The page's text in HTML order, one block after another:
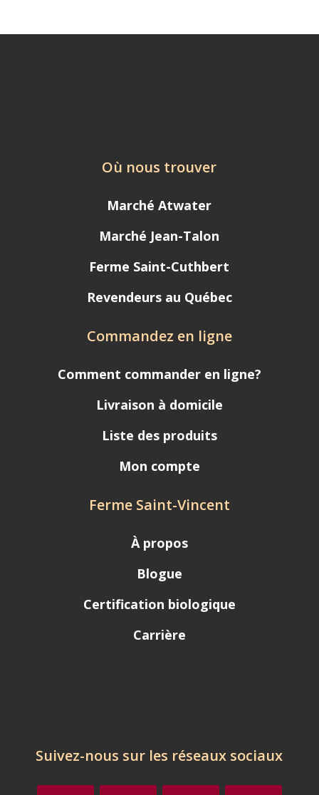
Où nous trouver
Marché Atwater
Marché Jean-Talon
Ferme Saint-Cuthbert
Revendeurs au Québec
Commandez en ligne
Comment commander en ligne?
Livraison à domicile
Liste des produits
Mon compte
Ferme Saint-Vincent
À propos
Blogue
Certification biologique
Carrière
Suivez-nous sur les réseaux sociaux